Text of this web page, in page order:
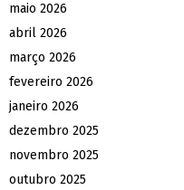
maio 2026
abril 2026
março 2026
fevereiro 2026
janeiro 2026
dezembro 2025
novembro 2025
outubro 2025